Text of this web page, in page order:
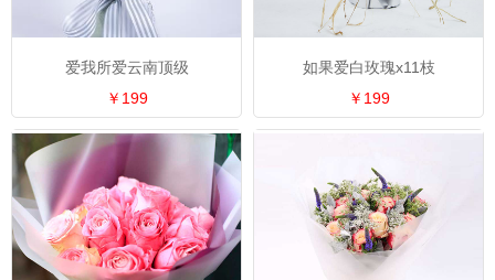
爱我所爱云南顶级
￥199
如果爱白玫瑰x11枝
￥199